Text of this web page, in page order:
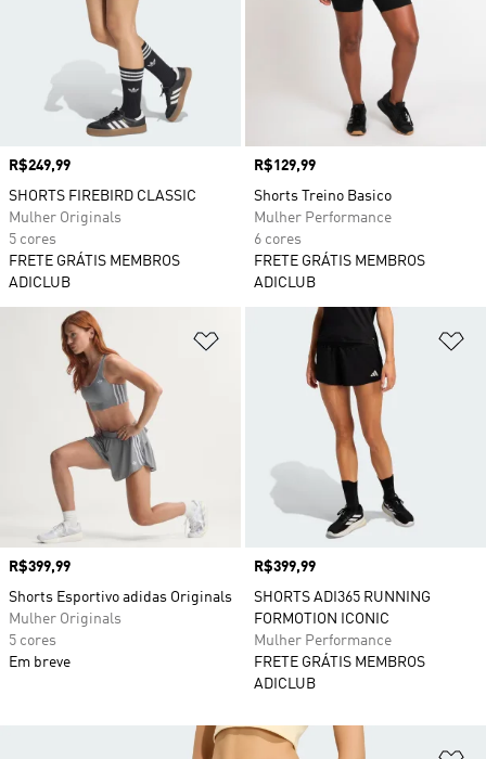
Preço
R$249,99
SHORTS FIREBIRD CLASSIC
Mulher Originals
5 cores
FRETE GRÁTIS MEMBROS
ADICLUB
Preço
R$129,99
Shorts Treino Basico
Mulher Performance
6 cores
FRETE GRÁTIS MEMBROS
ADICLUB
Adicionar à Lista de Desejos
Preço
R$399,99
Shorts Esportivo adidas Originals
Mulher Originals
5 cores
Em breve
Preço
R$399,99
SHORTS ADI365 RUNNING
FORMOTION ICONIC
Mulher Performance
FRETE GRÁTIS MEMBROS
ADICLUB